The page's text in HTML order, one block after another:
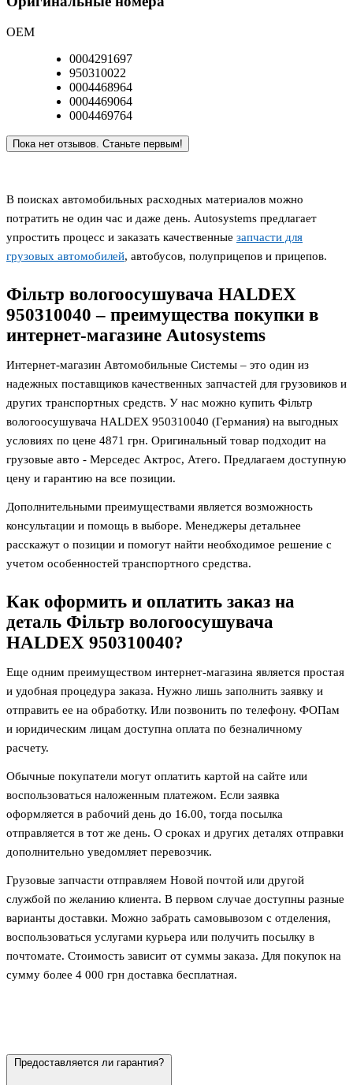
OEM
0004291697
950310022
0004468964
0004469064
0004469764
Пока нет отзывов. Станьте первым!
В поисках автомобильных расходных материалов можно
потратить не один час и даже день. Autosystems предлагает
упростить процесс и заказать качественные запчасти для
грузовых автомобилей, автобусов, полуприцепов и прицепов.
Фільтр вологоосушувача HALDEX
950310040 – преимущества покупки в
интернет-магазине Autosystems
Интернет-магазин Автомобильные Системы – это один из
надежных поставщиков качественных запчастей для грузовиков и
других транспортных средств. У нас можно купить Фільтр
вологоосушувача HALDEX 950310040 (Германия) на выгодных
условиях по цене 4871 грн. Оригинальный товар подходит на
грузовые авто - Мерседес Актрос, Атего. Предлагаем доступную
цену и гарантию на все позиции.
Дополнительными преимуществами является возможность
консультации и помощь в выборе. Менеджеры детальнее
расскажут о позиции и помогут найти необходимое решение с
учетом особенностей транспортного средства.
Как оформить и оплатить заказ на
деталь Фільтр вологоосушувача
HALDEX 950310040?
Еще одним преимуществом интернет-магазина является простая
и удобная процедура заказа. Нужно лишь заполнить заявку и
отправить ее на обработку. Или позвонить по телефону. ФОПам
и юридическим лицам доступна оплата по безналичному
расчету.
Обычные покупатели могут оплатить картой на сайте или
воспользоваться наложенным платежом. Если заявка
оформляется в рабочий день до 16.00, тогда посылка
отправляется в тот же день. О сроках и других деталях отправки
дополнительно уведомляет перевозчик.
Грузовые запчасти отправляем Новой почтой или другой
службой по желанию клиента. В первом случае доступны разные
варианты доставки. Можно забрать самовывозом с отделения,
воспользоваться услугами курьера или получить посылку в
почтомате. Стоимость зависит от суммы заказа. Для покупок на
сумму более 4 000 грн доставка бесплатная.
Предоставляется ли гарантия?